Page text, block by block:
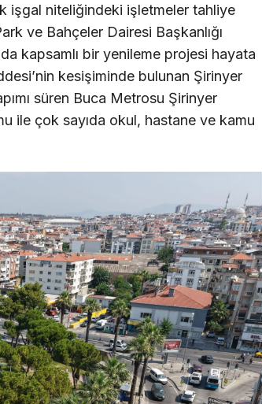
işgal niteliğindeki işletmeler tahliye
ve Bahçeler Dairesi Başkanlığı
kapsamlı bir yenileme projesi hayata
kesişiminde bulunan Şirinyer
süren Buca Metrosu Şirinyer
ile çok sayıda okul, hastane ve kamu